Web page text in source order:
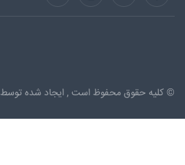
© کلیه حقوق محفوظ است , ایجاد شده توسط